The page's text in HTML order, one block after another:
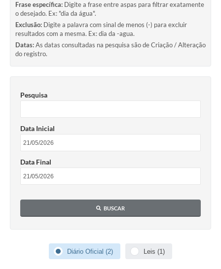
PS nº 001/2021 - Cargo Enfermeiro(a)
Galeria de Vídeos
Audiências Públicas
Contas Públicas
Editais
A Prefeitura
Frase específica: Digite a frase entre aspas para filtrar exatamente
o desejado. Ex: "dia da água".
Exclusão: Digite a palavra com sinal de menos (-) para excluir
resultados com a mesma. Ex: dia da -agua.
Datas:As datas consultadas na pesquisa são de Criação / Alteração
do registro.
Pesquisa
Data Inicial
Data Final
BUSCAR
Diário Oficial (2) Leis (1)